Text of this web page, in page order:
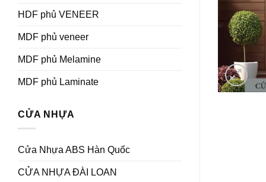
HDF phủ VENEER
MDF phủ veneer
MDF phủ Melamine
MDF phủ Laminate
CỬA NHỰA
Cửa Nhựa ABS Hàn Quốc
CỬA NHỰA ĐÀI LOAN